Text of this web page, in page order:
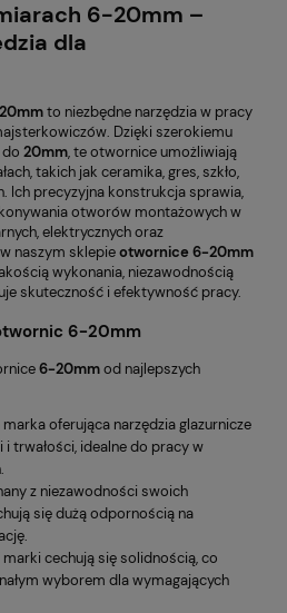
6-20mm –
dla
to niezbędne narzędzia w pracy
Dzięki szerokiemu
do 20mm, te otwornice umożliwiają
takich jak ceramika, gres, szkło,
Ich precyzyjna konstrukcja sprawia,
otworów montażowych w
elektrycznych oraz
naszym sklepieotwornice 6-20mm
wykonania, niezawodnością
skuteczność i efektywność pracy.
6-20mm
6-20mmod najlepszych
oferująca narzędzia glazurnicze
trwałości, idealne do pracy w
z niezawodności swoich
się dużą odpornością na
cechują się solidnością, co
wyborem dla wymagających